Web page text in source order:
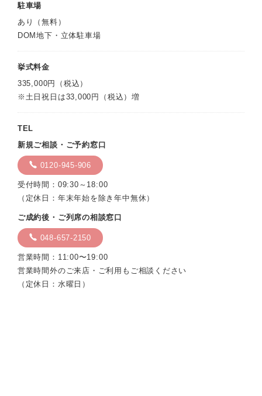
駐車場
あり（無料）
DOM地下・立体駐車場
挙式料金
335,000円（税込）
※土日祝日は33,000円（税込）増
TEL
新規ご相談・ご予約窓口
0120-945-906
受付時間：09:30～18:00
（定休日：年末年始を除き年中無休）
ご成約後・ご列席の相談窓口
048-657-2150
営業時間：11:00〜19:00
営業時間外のご来店・ご利用もご相談ください
（定休日：水曜日）